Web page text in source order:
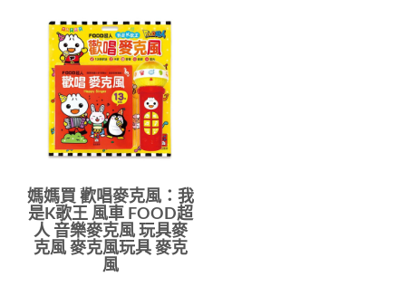
媽媽買 歡唱麥克風：我
是K歌王 風車 FOOD超
人 音樂麥克風 玩具麥
克風 麥克風玩具 麥克
風